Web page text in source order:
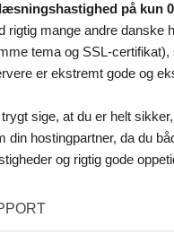
på kun
rigtig mange andre danske
tema og SSL-certifikat),
er ekstremt gode og
sige, at du er helt
din hostingpartner, da du
og rigtig gode